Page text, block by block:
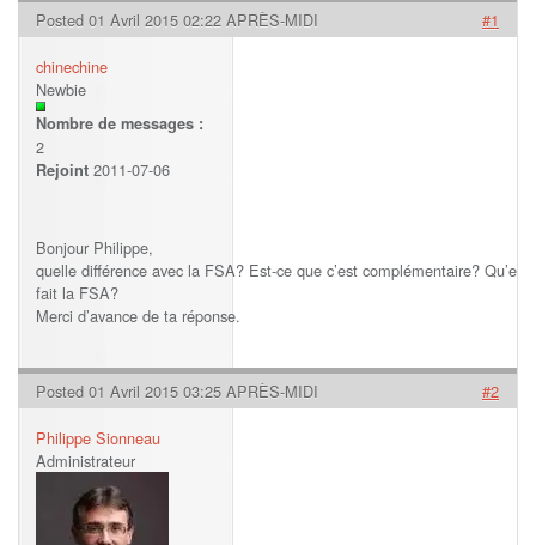
Posted 01 Avril 2015 02:22 APRÈS-MIDI #1
chinechine
Newbie
Nombre de messages :
2
Rejoint 2011-07-06
Bonjour Philippe,
quelle différence avec la FSA? Est-ce que c’est complémentaire?
fait la FSA?
Merci d’avance de ta réponse.
Posted 01 Avril 2015 03:25 APRÈS-MIDI #2
Philippe Sionneau
Administrateur